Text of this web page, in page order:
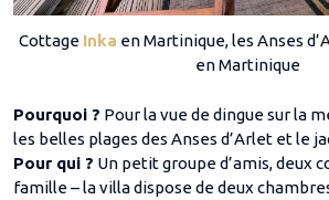
Cottage Inka en Martinique, les Anses
en Martinique
Pourquoi ? Pour la vue de dingue sur la
les belles plages des Anses d’Arlet et le
Pour qui ? Un petit groupe d’amis, deux
famille – la villa dispose de deux